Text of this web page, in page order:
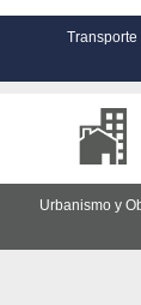
Transporte
Urbanismo y